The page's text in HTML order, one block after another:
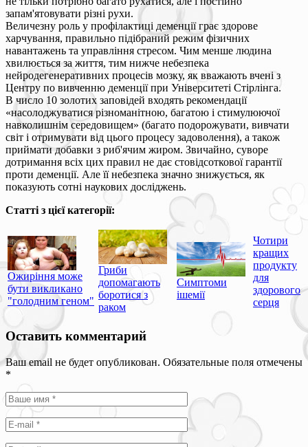
запам'ятовувати різні рухи.
Величезну роль у профілактиці деменції грає здорове
харчування, правильно підібраний режим фізичних
навантажень та управління стресом. Чим менше людина
хвилюється за життя, тим нижче небезпека
нейродегенеративних процесів мозку, як вважають вчені з
Центру по вивченню деменції при Університеті Стірлінга.
В число 10 золотих заповідей входять рекомендації
«насолоджуватися різноманітною, багатою і стимулюючої
навколишнім середовищем» (багато подорожувати, вивчати
світ і отримувати від цього процесу задоволення), а також
приймати добавки з риб'ячим жиром. Звичайно, суворе
дотримання всіх цих правил не дає стовідсоткової гарантії
проти деменції. Але її небезпека значно знижується, як
показують сотні наукових досліджень.
Статті з цієї категорії:
Ожиріння може
бути викликано
"голодним геном"
Гриби
допомагають
боротися з
раком
Симптоми
ішемії
Чотири
кращих
продукту
для
здорового
серця
Оставить комментарий
Ваш email не будет опубликован. Обязательные поля отмечены
*